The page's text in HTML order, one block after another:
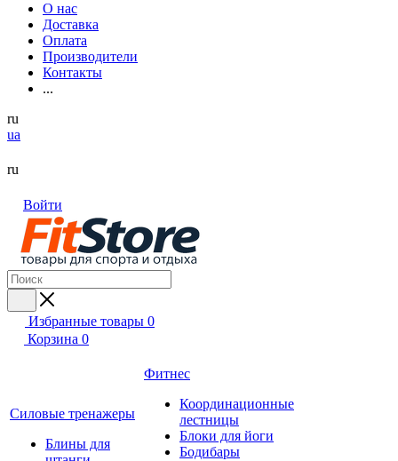
О нас
Доставка
Оплата
Производители
Контакты
...
ru
ua
ru
Войти
Избранные товары 0
Корзина 0
Силовые тренажеры
Блины для
Фитнес
Координационные
лестницы
Блоки для йоги
Бодибары